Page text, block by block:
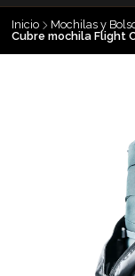
Inicio Mochilas y
Cubre mochila Flight